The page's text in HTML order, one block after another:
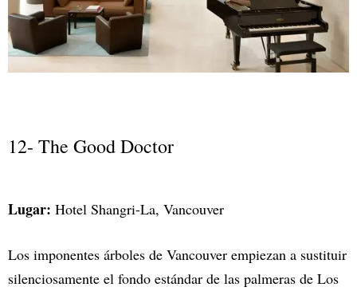
12- The Good Doctor
Lugar: Hotel Shangri-La, Vancouver
Los imponentes árboles de Vancouver empiezan a sustituir
silenciosamente el fondo estándar de las palmeras de Los